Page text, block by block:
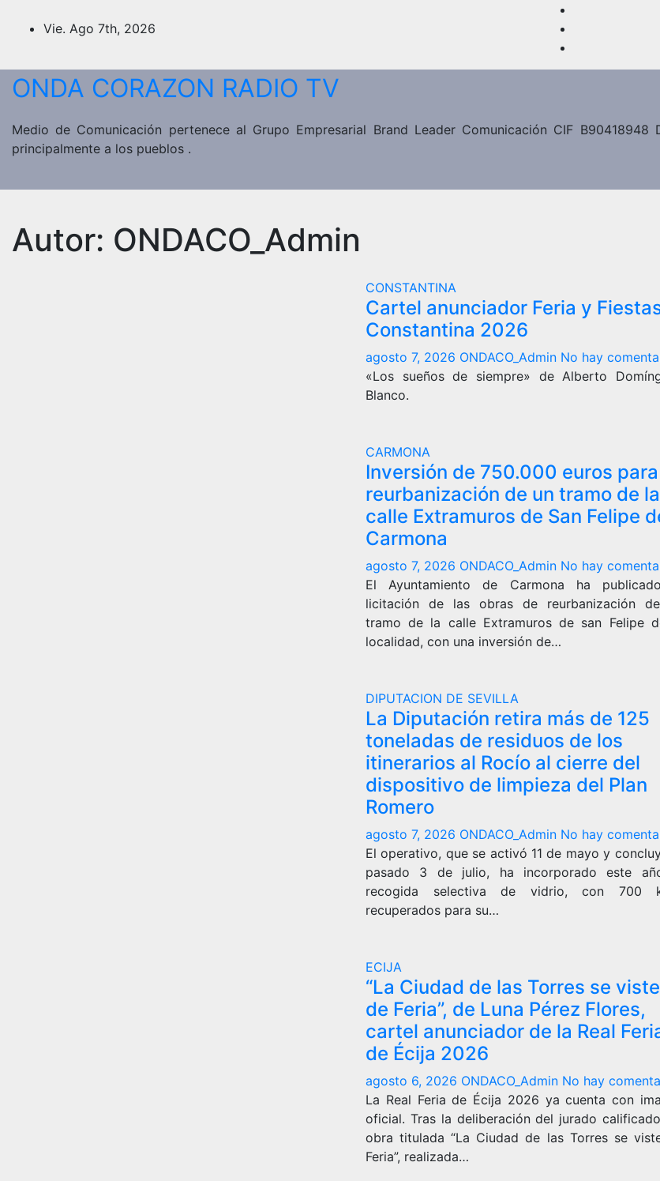
Vie. Ago 7th, 2026
ONDA CORAZON RADIO TV
Medio de Comunicación pertenece al Grupo Empresarial Brand Leader Comunicación CIF
principalmente a los pueblos .
Autor: ONDACO_Admin
CONSTANTINA
Cartel anunciador Feria y
Constantina 2026
agosto 7, 2026 ONDACO_Admin No hay
«Los sueños de siempre» de Alberto
Blanco.
CARMONA
Inversión de 750.000 euros
reurbanización de un tramo de la
calle Extramuros de San Felipe
Carmona
agosto 7, 2026 ONDACO_Admin No hay
El Ayuntamiento de Carmona ha
licitación de las obras de reurbanización
tramo de la calle Extramuros de san Felipe
localidad, con una inversión de…
DIPUTACION DE SEVILLA
La Diputación retira más de 125
toneladas de residuos de los
itinerarios al Rocío al cierre del
dispositivo de limpieza del Plan
Romero
agosto 7, 2026 ONDACO_Admin No hay
El operativo, que se activó 11 de mayo y
pasado 3 de julio, ha incorporado este
recogida selectiva de vidrio, con 700
recuperados para su…
ECIJA
“La Ciudad de las Torres se viste
de Feria”, de Luna Pérez Flores,
cartel anunciador de la Real
de Écija 2026
agosto 6, 2026 ONDACO_Admin No hay
La Real Feria de Écija 2026 ya cuenta con
oficial. Tras la deliberación del jurado
obra titulada “La Ciudad de las Torres se
Feria”, realizada…